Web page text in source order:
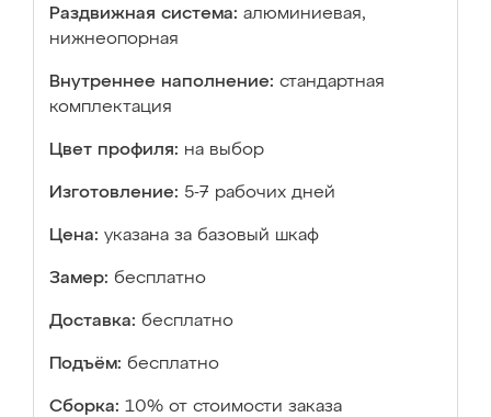
Раздвижная система: алюминиевая,
нижнеопорная
Внутреннее наполнение: стандартная
комплектация
Цвет профиля: на выбор
Изготовление: 5-7 рабочих дней
Цена: указана за базовый шкаф
Замер: бесплатно
Доставка: бесплатно
Подъём: бесплатно
Сборка: 10% от стоимости заказа